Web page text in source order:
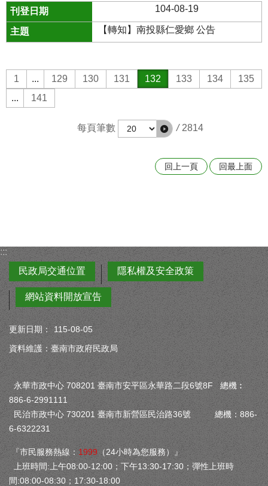
104-08-19
【轉知】南投縣仁愛鄉 公告
1 ... 129 130 131 132 133 134
135
...
141
每頁筆數 / 2814
回上一頁 回最上面
:::
民政局交通位置
隱私權及安全政策
網站資料開放宣告
更新日期：
115-08-05
資料維護：臺南市政府民政局
永華市政中心 708201 臺南市安平區永華路二段6號8F 總機︰
886-6-2991111
民治市政中心 730201 臺南市新營區民治路36號 總機：886-
6-6322231
『市民服務熱線： 1999 （24小時為您服務）』
上班時間:上午08:00-12:00；下午13:30-17:30；彈性上班時
間:08:00-08:30；17:30-18:00